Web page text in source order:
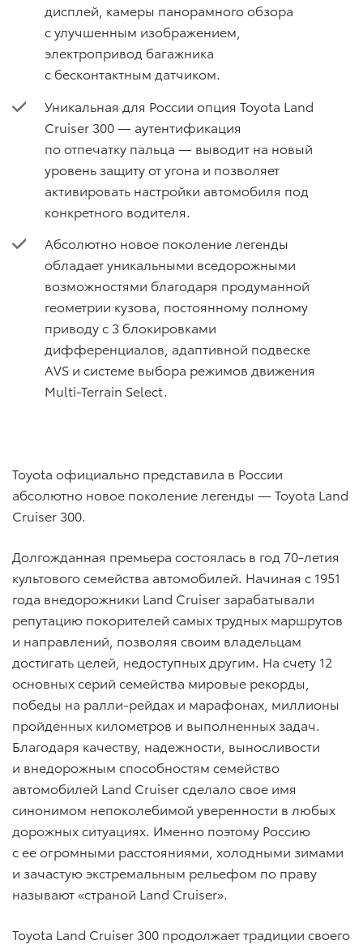
дисплей, камеры панорамного обзора
с улучшенным изображением,
электропривод багажника
с бесконтактным датчиком.
Уникальная для России опция Toyota Land
Cruiser 300 — аутентификация
по отпечатку пальца — выводит на новый
уровень защиту от угона и позволяет
активировать настройки автомобиля под
конкретного водителя.
Абсолютно новое поколение легенды
обладает уникальными вседорожными
возможностями благодаря продуманной
геометрии кузова, постоянному полному
приводу с 3 блокировками
дифференциалов, адаптивной подвеске
AVS и системе выбора режимов движения
Multi-Terrain Select.
Toyota официально представила в России
абсолютно новое поколение легенды — Toyota Land
Cruiser 300.
Долгожданная премьера состоялась в год 70-летия
культового семейства автомобилей. Начиная с 1951
года внедорожники Land Cruiser зарабатывали
репутацию покорителей самых трудных маршрутов
и направлений, позволяя своим владельцам
достигать целей, недоступных другим. На счету 12
основных серий семейства мировые рекорды,
победы на ралли-рейдах и марафонах, миллионы
пройденных километров и выполненных задач.
Благодаря качеству, надежности, выносливости
и внедорожным способностям семейство
автомобилей Land Cruiser сделало свое имя
синонимом непоколебимой уверенности в любых
дорожных ситуациях. Именно поэтому Россию
с ее огромными расстояниями, холодными зимами
и зачастую экстремальным рельефом по праву
называют «страной Land Cruiser».
Toyota Land Cruiser 300 продолжает традиции своего